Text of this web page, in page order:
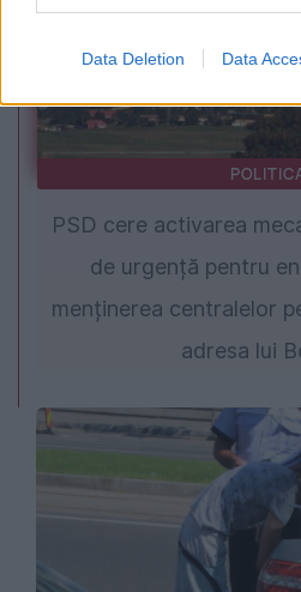
Data Deletion Data
PSD cere activarea
de urgență pentru
menținerea centralelor
adresa lui